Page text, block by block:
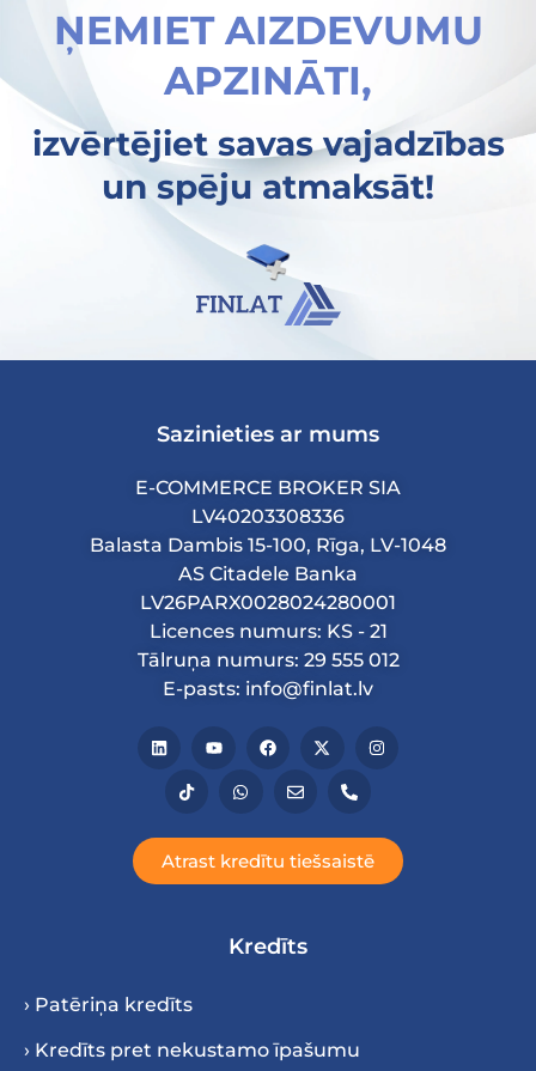
ŅEMIET AIZDEVUMU
APZINĀTI,
izvērtējiet savas vajadzības
un spēju atmaksāt!
Sazinieties ar mums
E-COMMERCE BROKER SIA
LV40203308336
Balasta Dambis 15-100, Rīga, LV-1048
AS Citadele Banka
LV26PARX0028024280001
Licences numurs: KS - 21
Tālruņa numurs: 29 555 012
E-pasts: info@finlat.lv
Atrast kredītu tiešsaistē
Kredīts
› Patēriņa kredīts
› Kredīts pret nekustamo īpašumu